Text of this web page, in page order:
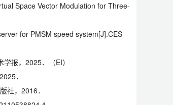
Space Vector Modulation for Three-
for PMSM speed system[J].CES
报，2025．（EI）
．
社，2016．